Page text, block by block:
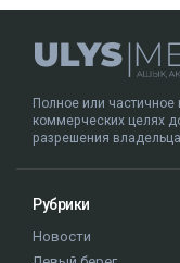
Полное или частичное
коммерческих целях
разрешения владельца
Рубрики
Новости